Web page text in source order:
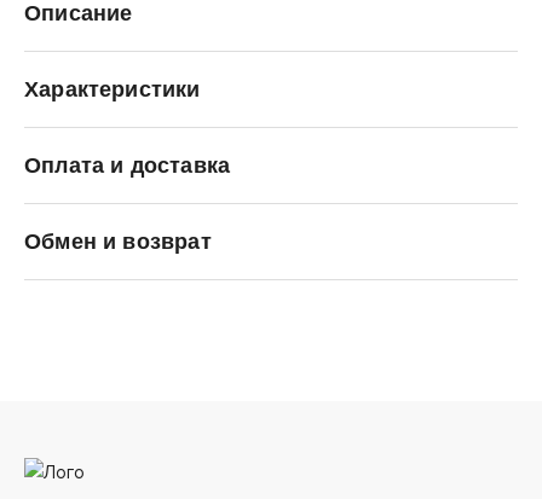
Описание
Характеристики
Оплата и доставка
Обмен и возврат